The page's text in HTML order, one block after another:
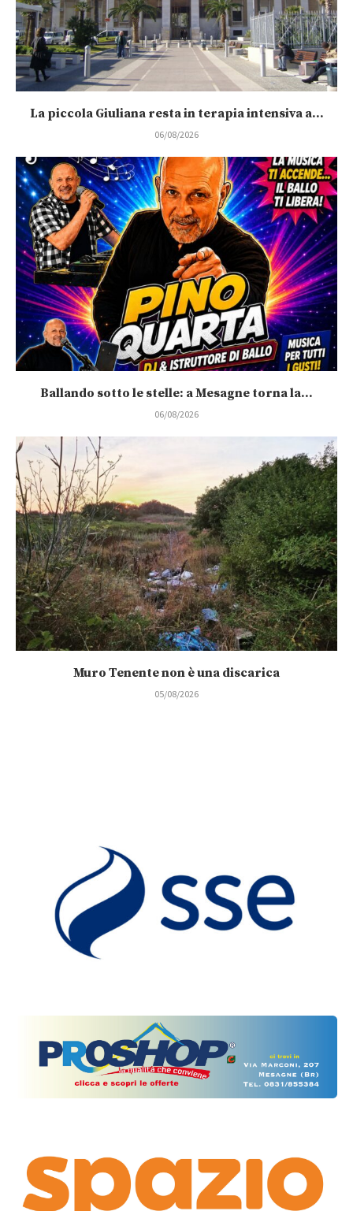
La piccola Giuliana resta in terapia intensiva a...
06/08/2026
Ballando sotto le stelle: a Mesagne torna la...
06/08/2026
Muro Tenente non è una discarica
05/08/2026